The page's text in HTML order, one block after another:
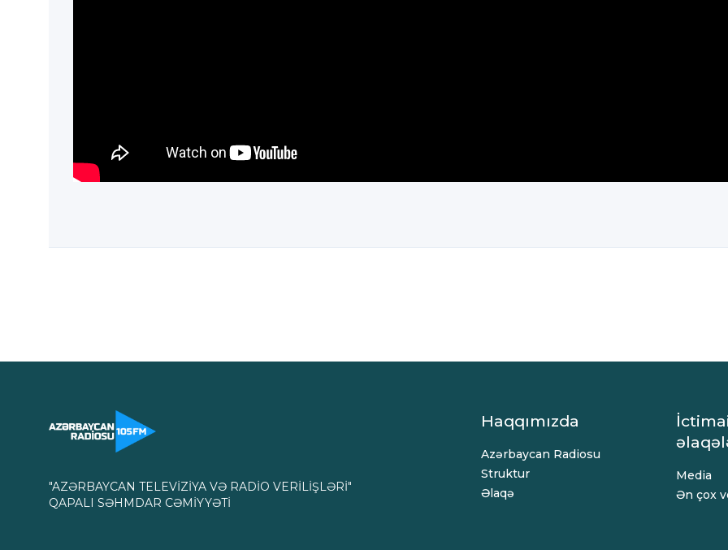
"AZƏRBAYCAN TELEVİZİYA VƏ RADİO VERİLİŞLƏRİ"
QAPALI SƏHMDAR CƏMİYYƏTİ
Haqqımızda
Azərbaycan Radiosu
Struktur
Əlaqə
Media
Ən çox